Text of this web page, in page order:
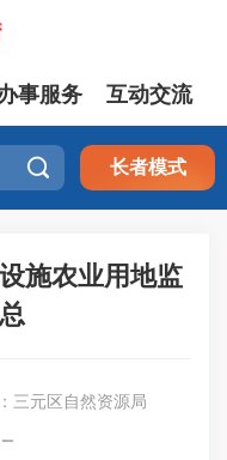
事服务 互动交流
 长者模式
施农业用地监
三元区自然资源局